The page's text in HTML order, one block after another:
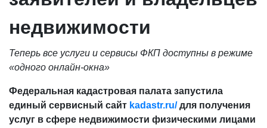
недвижимости
Теперь все услуги и сервисы ФКП доступны в режиме
«одного онлайн-окна»
Федеральная кадастровая палата запустила
единый сервисный сайт kadastr.ru/для получения
услуг в сфере недвижимости физическими лицами